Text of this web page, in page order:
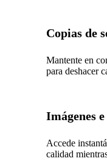
Copias de
Mantente en
para deshacer
Imágenes
Accede
calidad